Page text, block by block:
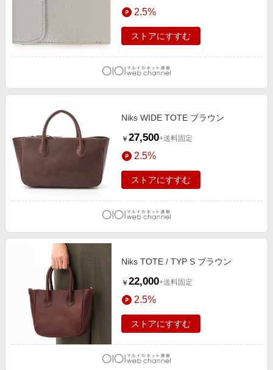
2.5%
ストアにすすむ
Niks WIDE TOTE ブラウン
￥ 27,500+送料固定
2.5%
ストアにすすむ
Niks TOTE / TYP S ブラウン
￥ 22,000+送料固定
2.5%
ストアにすすむ